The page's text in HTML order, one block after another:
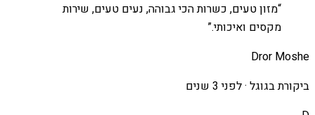
“מזון טעים, כשרות הכי גבוהה, נעים טעים, שירות
מקסים ואיכותי.”
Dror Moshe
ביקורת בגוגל ·לפני 3 שנים